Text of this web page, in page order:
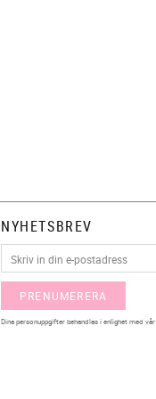
NYHETSBREV
PRENUMERERA
Dina personuppgifter behandlas i enlighet med vår